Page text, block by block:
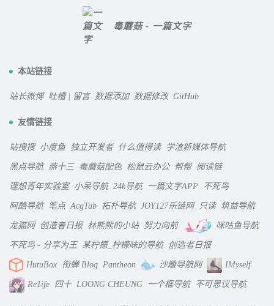
毒蘑菇 - 一篇文字
本站链接
站长微博 吐槽 | 留言 数据添加 数据修改 GitHub
友情链接
站搜搜 小度鱼 独立开发者 什么值得读 学渣新媒体导航
黑点导航 燕十三 毒蘑菇配色 松鼠云办公 帮帮 阅读链
理想青年实验室 小呆导航 24k导航 一篇文字APP 不死鸟
阿酷导航 笔点 AcgTab 拓扑导航 JOY127乐链网 只读 筑益导航
龙猫网 创造者日报 林熊熊的小站 努力向前 咪咕鱼导航
不死鸟 - 分享为王 某柠檬_柠檬味的导航 创造者日报
HutuBox 衔蝉 Blog Pantheon 沙雕导航网 IMyself
Re1ife 四十 LOONG CHEUNG 一个框导航 不可思议导航